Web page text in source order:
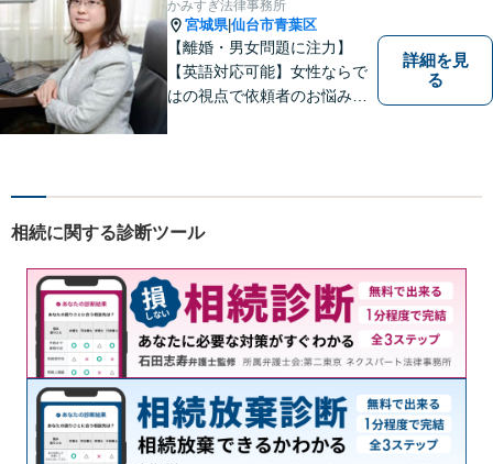
幅広く対応。【夜間／休日対
応可能】
かみすぎ法律事務所
宮城県|仙台市青葉区
【離婚・男女問題に注力】
【英語対応可能】女性ならで
はの視点で依頼者のお悩みに
のお困り事がございました
い。
詳細を見
る
相続に関する診断ツール